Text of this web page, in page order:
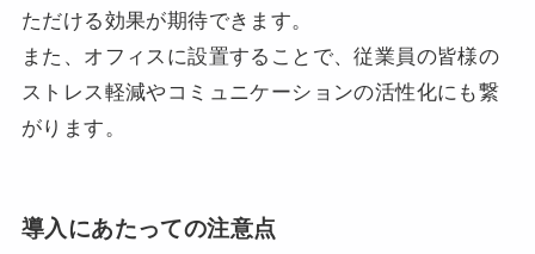
ただける効果が期待できます。
また、オフィスに設置することで、従業員の皆様の
ストレス軽減やコミュニケーションの活性化にも繋
がります。
導入にあたっての注意点